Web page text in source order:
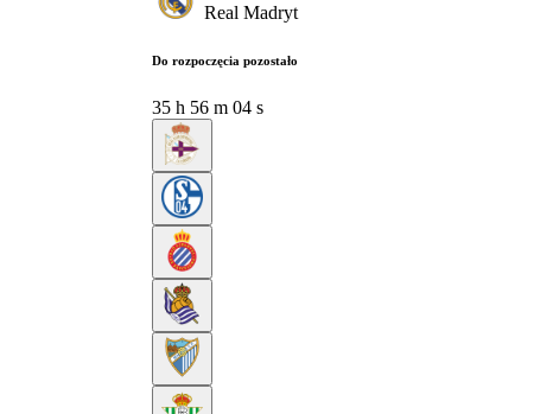
Real Madryt
Do rozpoczęcia pozostało
35 h 56 m 04 s